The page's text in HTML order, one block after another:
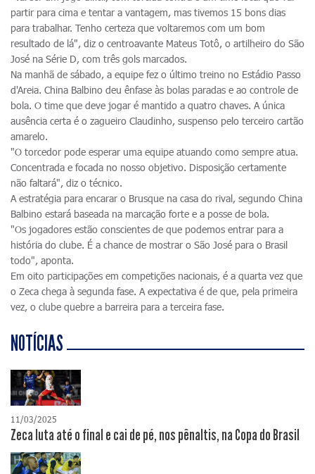
partir para cima e tentar a vantagem, mas tivemos 15 bons dias
para trabalhar. Tenho certeza que voltaremos com um bom
resultado de lá", diz o centroavante Mateus Totô, o artilheiro do São
José na Série D, com três gols marcados.
Na manhã de sábado, a equipe fez o último treino no Estádio Passo
d'Areia. China Balbino deu ênfase às bolas paradas e ao controle de
bola. O time que deve jogar é mantido a quatro chaves. A única
ausência certa é o zagueiro Claudinho, suspenso pelo terceiro cartão
amarelo.
"O torcedor pode esperar uma equipe atuando como sempre atua.
Concentrada e focada no nosso objetivo. Disposição certamente
não faltará", diz o técnico.
A estratégia para encarar o Brusque na casa do rival, segundo China
Balbino estará baseada na marcação forte e a posse de bola.
"Os jogadores estão conscientes de que podemos entrar para a
história do clube. É a chance de mostrar o São José para o Brasil
todo", aponta.
Em oito participações em competições nacionais, é a quarta vez que
o Zeca chega à segunda fase. A expectativa é de que, pela primeira
vez, o clube quebre a barreira para a terceira fase.
NOTÍCIAS
11/03/2025
Zeca luta até o final e cai de pé, nos pênaltis, na Copa do Brasil